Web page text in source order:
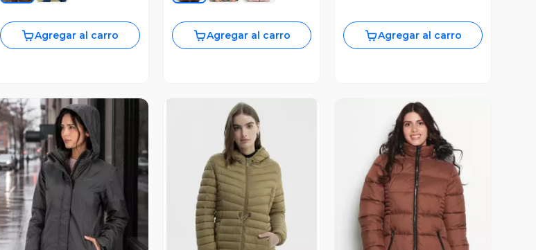
Agregar al carro Agregar al carro Agregar al carro
Vista Previa
Vista Previa
Vista Previa